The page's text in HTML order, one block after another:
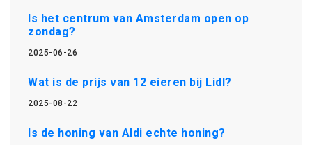
Is het centrum van Amsterdam open op
zondag?
2025-06-26
Wat is de prijs van 12 eieren bij Lidl?
2025-08-22
Is de honing van Aldi echte honing?